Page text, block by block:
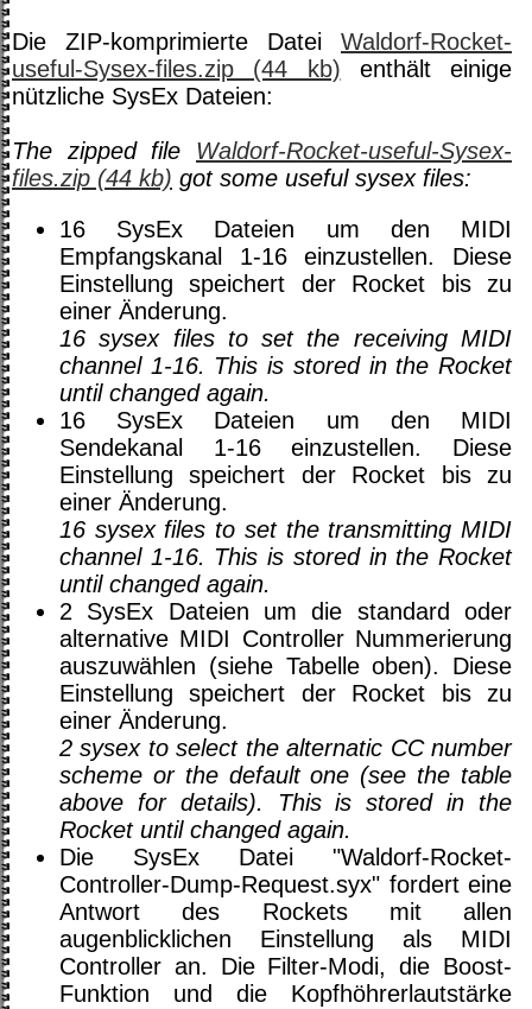
Die ZIP-komprimierte Datei Waldorf-Rocket-
useful-Sysex-files.zip (44 kb) enthält einige
nützliche SysEx Dateien:
The zipped file Waldorf-Rocket-useful-Sysex-
files.zip (44 kb) got some useful sysex files:
16 SysEx Dateien um den MIDI
Empfangskanal 1-16 einzustellen. Diese
Einstellung speichert der Rocket bis zu
einer Änderung.
16 sysex files to set the receiving MIDI
channel 1-16. This is stored in the Rocket
until changed again.
16 SysEx Dateien um den MIDI
Sendekanal 1-16 einzustellen. Diese
Einstellung speichert der Rocket bis zu
einer Änderung.
16 sysex files to set the transmitting MIDI
channel 1-16. This is stored in the Rocket
until changed again.
2 SysEx Dateien um die standard oder
alternative MIDI Controller Nummerierung
auszuwählen (siehe Tabelle oben). Diese
Einstellung speichert der Rocket bis zu
einer Änderung.
2 sysex to select the alternatic CC number
scheme or the default one (see the table
above for details). This is stored in the
Rocket until changed again.
Die SysEx Datei "Waldorf-Rocket-
Controller-Dump-Request.syx" fordert eine
Antwort des Rockets mit allen
augenblicklichen Einstellung als MIDI
Controller an. Die Filter-Modi, die Boost-
Funktion und die Kopfhöhrerlautstärke